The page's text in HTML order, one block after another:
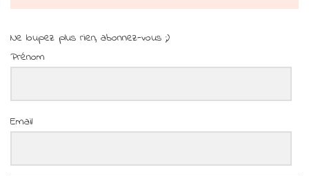
Ne loupez plus rien, abonnez-vous ;)
Prénom
Email